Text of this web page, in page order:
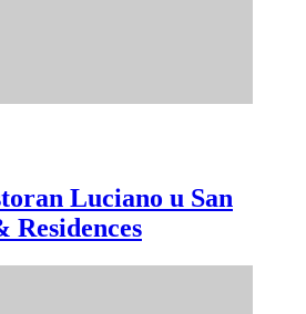
Luciano u San
Residences